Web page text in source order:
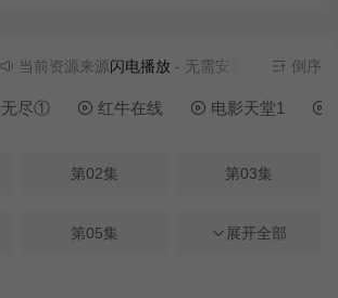
当前资源来源闪电播放- 无需安装任何插件倒序
无尽① 红牛在线 电影天堂1
第02集 第03集
第05集 第06集
展开全部